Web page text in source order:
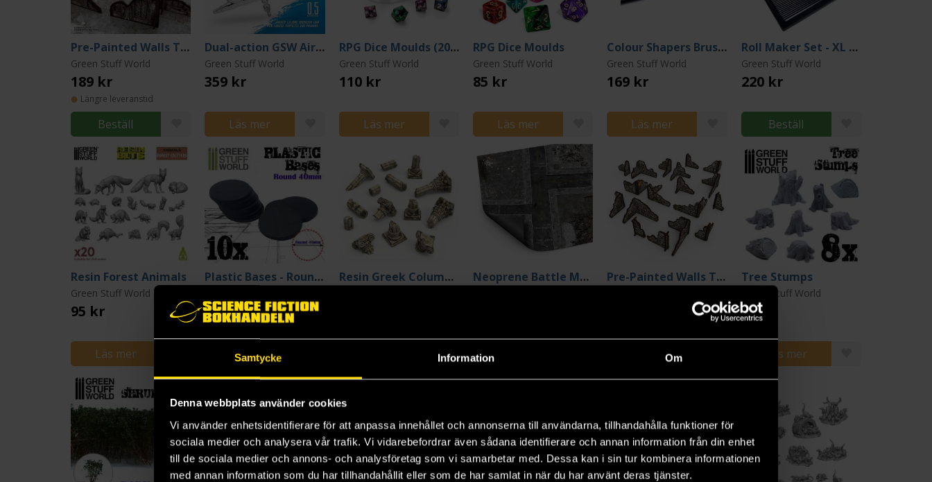
Samtycke Information Om
Denna webbplats använder cookies
Vi använder enhetsidentifierare för att anpassa innehållet och annonserna till användarna, tillhandahålla funktioner för
sociala medier och analysera vår trafik. Vi vidarebefordrar även sådana identifierare och annan information från din enhet
till de sociala medier och annons- och analysföretag som vi samarbetar med. Dessa kan i sin tur kombinera informationen
med annan information som du har tillhandahållit eller som de har samlat in när du har använt deras tjänster.
Pre-Painted Walls Terrain: Ruined Sci-Fi Walls
Green Stuff World
189 kr
Längre leveranstid
Beställ
Dual-action GSW Airbrush 0.5 mm
Green Stuff World
359 kr
Läs mer
RPG Dice Moulds (2024)
Green Stuff World
110 kr
Läs mer
RPG Dice Moulds
Green Stuff World
85 kr
Läs mer
Colour Shapers Brushes SIZE 0 - BLACK FIRM
Green Stuff World
169 kr
Läs mer
Roll Maker Set - XL Version
Green Stuff World
220 kr
Beställ
Resin Forest Animals
Green Stuff World
95 kr
Läs mer
Plastic Bases - Round 40mm BLACK
75 kr
Läs mer
Resin Greek Column Ruins Neoprene Battle Mat 120*180: Ground Zero District Pre-Painted Walls Terrain: Fantasy Dungeon
Beställ
Tree Stumps
Green Stuff World
99 kr
Läs mer